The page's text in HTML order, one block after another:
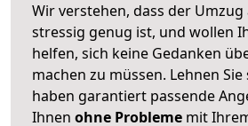
Wir verstehen, dass der Umzug
stressig genug ist, und wollen
helfen, sich keine Gedanken
machen zu müssen. Lehnen
haben garantiert passende
Ihnen ohne Probleme mit